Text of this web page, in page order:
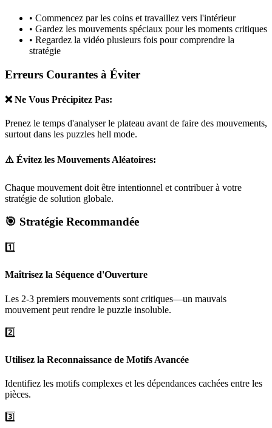
• Commencez par les coins et travaillez vers l'intérieur
• Gardez les mouvements spéciaux pour les moments critiques
• Regardez la vidéo plusieurs fois pour comprendre la
stratégie
Erreurs Courantes à Éviter
❌ Ne Vous Précipitez Pas:
Prenez le temps d'analyser le plateau avant de faire des mouvements,
surtout dans les puzzles hell mode.
⚠️ Évitez les Mouvements Aléatoires:
Chaque mouvement doit être intentionnel et contribuer à votre
stratégie de solution globale.
🎯 Stratégie Recommandée
1️⃣
Maîtrisez la Séquence d'Ouverture
Les 2-3 premiers mouvements sont critiques—un mauvais
mouvement peut rendre le puzzle insoluble.
2️⃣
Utilisez la Reconnaissance de Motifs Avancée
Identifiez les motifs complexes et les dépendances cachées entre les
pièces.
3️⃣